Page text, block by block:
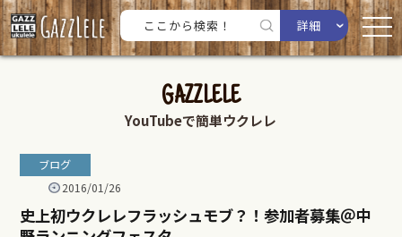
詳細
GAZZLELE
YouTubeで簡単ウクレレ
ブログ
2016/01/26
史上初ウクレレフラッシュモブ？！参加者募集＠中